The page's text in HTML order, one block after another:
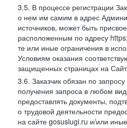
3.5. В процессе регистрации
о нем им самим в адрес
источников, может быть
расположенным по адресу
те или иные ограничения в
Условиям оказания
защищенных страницах на
3.6. Заказчик обязан по
получения запроса в любом
предоставлять документы,
о трудовой деятельности
на сайте gosuslugi.ru и/или